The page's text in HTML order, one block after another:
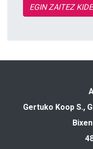
EGIN ZAITEZ
Gertuko Koop S.,